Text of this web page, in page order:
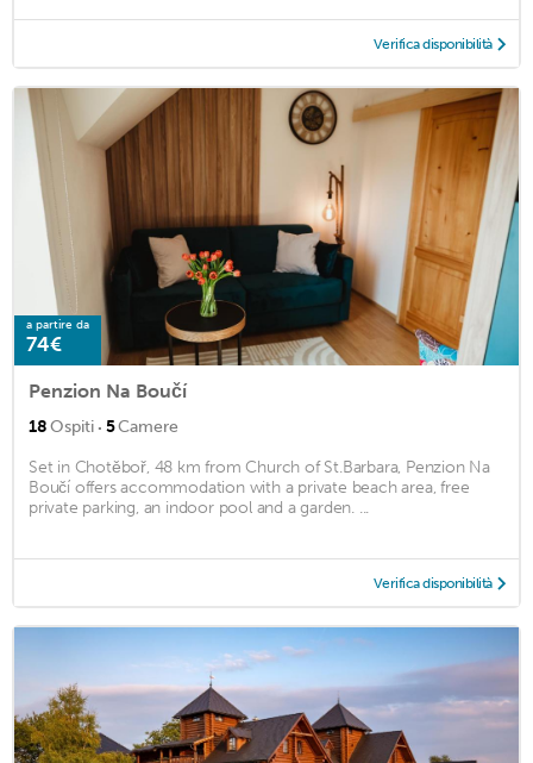
Verifica disponibilità
a partire da
74€
Penzion Na Boučí
18Ospiti · 5Camere
Set in Chotěboř, 48 km from Church of St.Barbara, Penzion Na
Boučí offers accommodation with a private beach area, free
private parking, an indoor pool and a garden. ...
Verifica disponibilità